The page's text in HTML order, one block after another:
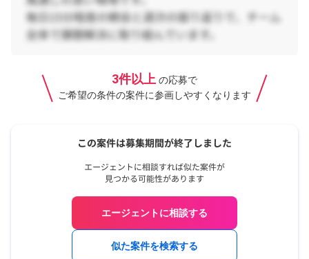
3件以上 の応募で
ご希望の条件の案件に参画しやすくなります
エージェントに相談する
似た案件を検索する